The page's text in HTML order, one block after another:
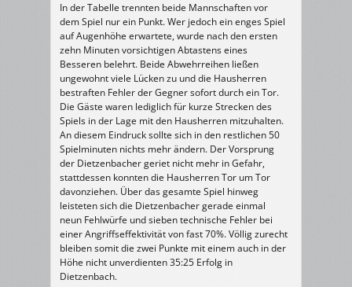
In der Tabelle trennten beide Mannschaften vor
dem Spiel nur ein Punkt. Wer jedoch ein enges Spiel
auf Augenhöhe erwartete, wurde nach den ersten
zehn Minuten vorsichtigen Abtastens eines
Besseren belehrt. Beide Abwehrreihen ließen
ungewohnt viele Lücken zu und die Hausherren
bestraften Fehler der Gegner sofort durch ein Tor.
Die Gäste waren lediglich für kurze Strecken des
Spiels in der Lage mit den Hausherren mitzuhalten.
An diesem Eindruck sollte sich in den restlichen 50
Spielminuten nichts mehr ändern. Der Vorsprung
der Dietzenbacher geriet nicht mehr in Gefahr,
stattdessen konnten die Hausherren Tor um Tor
davonziehen. Über das gesamte Spiel hinweg
leisteten sich die Dietzenbacher gerade einmal
neun Fehlwürfe und sieben technische Fehler bei
einer Angriffseffektivität von fast 70%. Völlig zurecht
bleiben somit die zwei Punkte mit einem auch in der
Höhe nicht unverdienten 35:25 Erfolg in
Dietzenbach.